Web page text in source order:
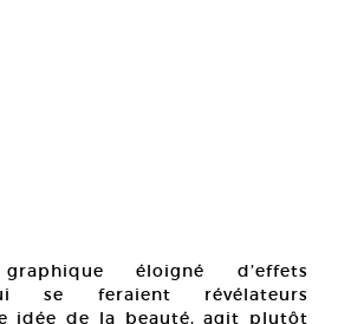
éloigné d’effets
se feraient révélateurs
idée de la beauté, agit plutôt